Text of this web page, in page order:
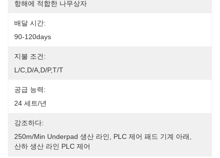
항해에 적합한 나무상자
배달 시간:
90-120days
지불 조건:
L/C,D/A,D/P,T/T
공급 능력:
24 세트/년
강조하다:
250m/min Underpad 생산 라인
PLC 제어 패드 기계 아래
산하 생산 라인 PLC 제어